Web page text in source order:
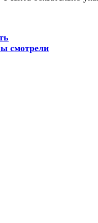
смотрели